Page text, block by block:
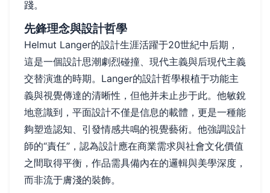
踐。
先鋒理念與設計哲學
Helmut Langer的設計生涯活躍于20世紀中后期，
這是一個設計思潮劇烈碰撞、現代主義與后現代主義
交替演進的時期。Langer的設計哲學根植于功能主
義與視覺傳達的清晰性，但他并未止步于此。他敏銳
地意識到，平面設計不僅是信息的載體，更是一種能
夠塑造認知、引發情感共鳴的視覺藝術。他強調設計
師的“責任”，認為設計應在商業需求與社會文化價值
之間取得平衡，作品需具備內在的邏輯與美學深度，
而非流于膚淺的裝飾。